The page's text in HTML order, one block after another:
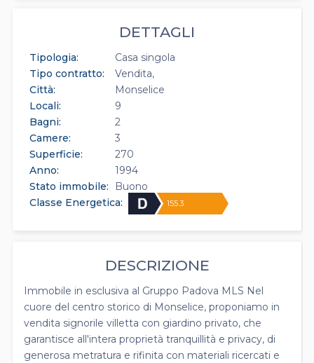
DETTAGLI
Tipologia:
Casa singola
Tipo contratto:
Vendita
Città:
Monselice
Locali:
9
Bagni:
2
Camere:
3
Superficie:
270
Anno:
1994
Stato immobile:
Buono
Classe Energetica:
155.3
DESCRIZIONE
Immobile in esclusiva al Gruppo Padova MLS Nel
cuore del centro storico di Monselice, proponiamo in
vendita signorile villetta con giardino privato, che
garantisce all'intera proprietà tranquillità e privacy, di
generosa metratura e rifinita con materiali ricercati e